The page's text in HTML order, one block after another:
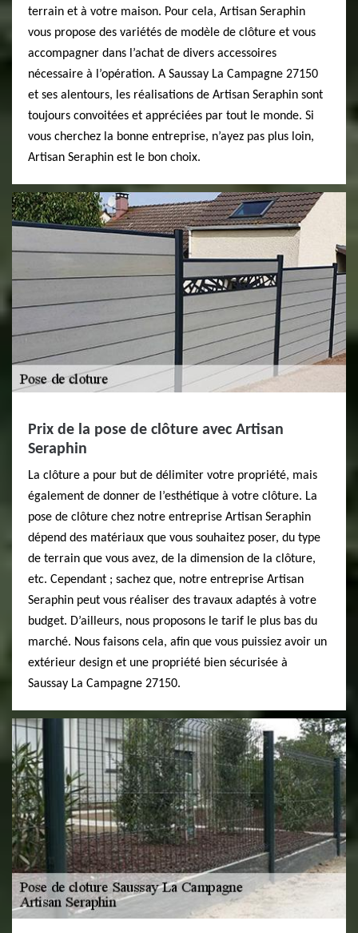
terrain et à votre maison. Pour cela, Artisan Seraphin
vous propose des variétés de modèle de clôture et vous
accompagner dans l’achat de divers accessoires
nécessaire à l’opération. A Saussay La Campagne 27150
et ses alentours, les réalisations de Artisan Seraphin sont
toujours convoitées et appréciées par tout le monde. Si
vous cherchez la bonne entreprise, n’ayez pas plus loin,
Artisan Seraphin est le bon choix.
Prix de la pose de clôture avec Artisan
Seraphin
La clôture a pour but de délimiter votre propriété, mais
également de donner de l’esthétique à votre clôture. La
pose de clôture chez notre entreprise Artisan Seraphin
dépend des matériaux que vous souhaitez poser, du type
de terrain que vous avez, de la dimension de la clôture,
etc. Cependant ; sachez que, notre entreprise Artisan
Seraphin peut vous réaliser des travaux adaptés à votre
budget. D’ailleurs, nous proposons le tarif le plus bas du
marché. Nous faisons cela, afin que vous puissiez avoir un
extérieur design et une propriété bien sécurisée à
Saussay La Campagne 27150.